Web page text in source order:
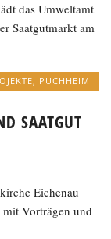
das Umweltamt
Saatgutmarkt am
, PUCHHEIM
SAATGUT
Eichenau
Vorträgen und